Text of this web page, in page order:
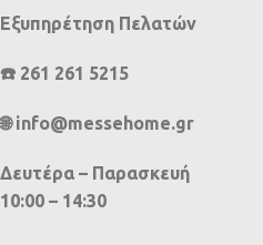
Εξυπηρέτηση Πελατών
☎️ 261 261 5215
🌐 info@messehome.gr
Δευτέρα – Παρασκευή
10:00 – 14:30